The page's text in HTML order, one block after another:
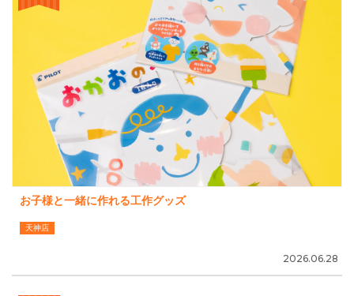
お子様と一緒に作れる工作グッズ
天神店
2026.06.28